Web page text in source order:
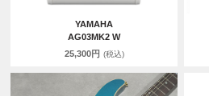
YAMAHA
AG03MK2 W
25,300円 (税込)